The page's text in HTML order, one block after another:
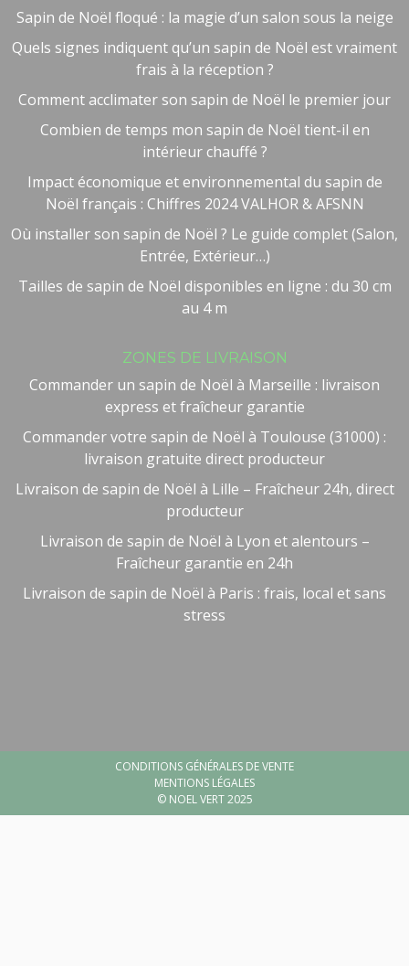
Sapin de Noël floqué : la magie d’un salon sous la neige
Quels signes indiquent qu’un sapin de Noël est vraiment
frais à la réception ?
Comment acclimater son sapin de Noël le premier jour
Combien de temps mon sapin de Noël tient-il en
intérieur chauffé ?
Impact économique et environnemental du sapin de
Noël français : Chiffres 2024 VALHOR & AFSNN
Où installer son sapin de Noël ? Le guide complet (Salon,
Entrée, Extérieur…)
Tailles de sapin de Noël disponibles en ligne : du 30 cm
au 4 m
ZONES DE LIVRAISON
Commander un sapin de Noël à Marseille : livraison
express et fraîcheur garantie
Commander votre sapin de Noël à Toulouse (31000) :
livraison gratuite direct producteur
Livraison de sapin de Noël à Lille – Fraîcheur 24h, direct
producteur
Livraison de sapin de Noël à Lyon et alentours –
Fraîcheur garantie en 24h
Livraison de sapin de Noël à Paris : frais, local et sans
stress
CONDITIONS GÉNÉRALES DE VENTE
MENTIONS LÉGALES
© NOEL VERT 2025